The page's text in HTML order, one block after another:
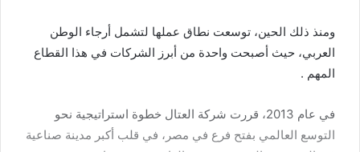
ومنذ ذلك الحين، توسعت نطاق عملها لتشمل أرجاء الوطن
العربي، حيث أصبحت واحدة من أبرز الشركات في هذا القطاع
المهم .
في عام 2013، قررت شركة العتال خطوة استراتيجية نحو
التوسع العالمي بفتح فرع في مصر، في قلب أكبر مدينة صناعية